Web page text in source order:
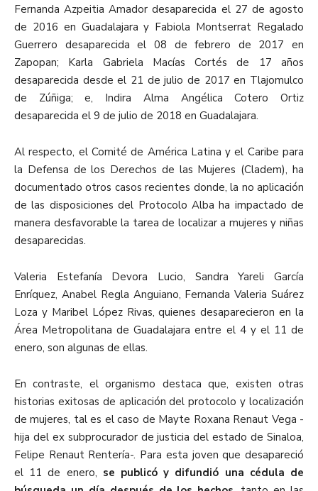
Fernanda Azpeitia Amador desaparecida el 27 de agosto
de 2016 en Guadalajara y Fabiola Montserrat Regalado
Guerrero desaparecida el 08 de febrero de 2017 en
Zapopan; Karla Gabriela Macías Cortés de 17 años
desaparecida desde el 21 de julio de 2017 en Tlajomulco
de Zúñiga; e, Indira Alma Angélica Cotero Ortiz
desaparecida el 9 de julio de 2018 en Guadalajara.
Al respecto, el Comité de América Latina y el Caribe para
la Defensa de los Derechos de las Mujeres (Cladem), ha
documentado otros casos recientes donde, la no aplicación
de las disposiciones del Protocolo Alba ha impactado de
manera desfavorable la tarea de localizar a mujeres y niñas
desaparecidas.
Valeria Estefanía Devora Lucio, Sandra Yareli García
Enríquez, Anabel Regla Anguiano, Fernanda Valeria Suárez
Loza y Maribel López Rivas, quienes desaparecieron en la
Área Metropolitana de Guadalajara entre el 4 y el 11 de
enero, son algunas de ellas.
En contraste, el organismo destaca que, existen otras
historias exitosas de aplicación del protocolo y localización
de mujeres, tal es el caso de Mayte Roxana Renaut Vega -
hija del ex subprocurador de justicia del estado de Sinaloa,
Felipe Renaut Rentería-. Para esta joven que desapareció
el 11 de enero, se publicó y difundió una cédula de